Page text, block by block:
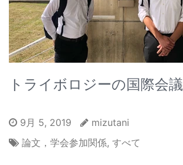
トライボロジーの国際会議
9月 5, 2019
mizutani
論文，学会参加関係, すべて